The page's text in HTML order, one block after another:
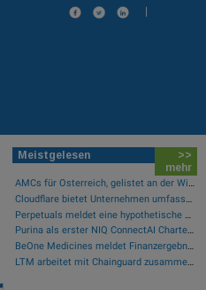
|
Meistgelesen
>>
mehr
AMCs für Österreich, gelistet an der Wiener Börse
Cloudflare bietet Unternehmen umfassende Transparenz zur Überprüfung und Analyse des KI-Einsatzes
Perpetuals meldet eine hypothetische Rendite von 380 % im Backtest der KI-Engine, die die risikofreie Handelsplattform „UpsideOnly“ antreibt
Purina als erster NIQ ConnectAI Charter-Kunde vorgestellt
BeOne Medicines meldet Finanzergebnisse für das zweite Quartal 2026 und informiert über aktuelle Geschäftsentwicklungen
LTM arbeitet mit Chainguard zusammen, um die Sicherheit der Software-Lieferkette durch BlueVerse™ RightLogic zu stärken